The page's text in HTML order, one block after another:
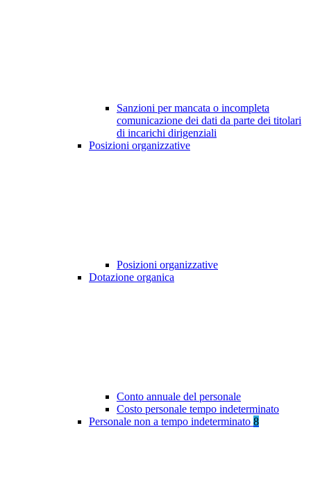
Sanzioni per mancata o incompleta
comunicazione dei dati da parte dei titolari
di incarichi dirigenziali
Posizioni organizzative
Posizioni organizzative
Dotazione organica
Conto annuale del personale
Costo personale tempo indeterminato
Personale non a tempo indeterminato 8